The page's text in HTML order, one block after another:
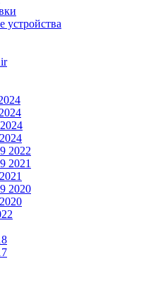
устройства
2022
2021
2020